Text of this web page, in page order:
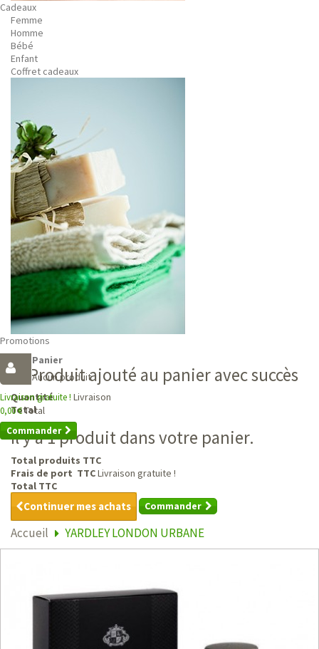
Cadeaux
Femme
Homme
Bébé
Enfant
Coffret cadeaux
Promotions
Panier
Aucun produit
Livraison gratuite ! Livraison
0,00 €Total
Commander
Produit ajouté au panier avec succès
Quantité
Total
Il y a 1 produit dans votre panier.
Total produits TTC
Frais de port TTCLivraison gratuite !
Total TTC
Continuer mes achats Commander
Accueil YARDLEY LONDON URBANE